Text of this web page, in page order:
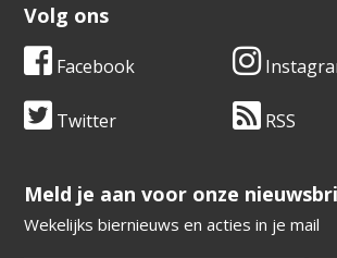
Volg ons
Facebook
Twitter RSS
​​​​​​​Meld je aan voor onze
Wekelijks biernieuws en acties in je mail